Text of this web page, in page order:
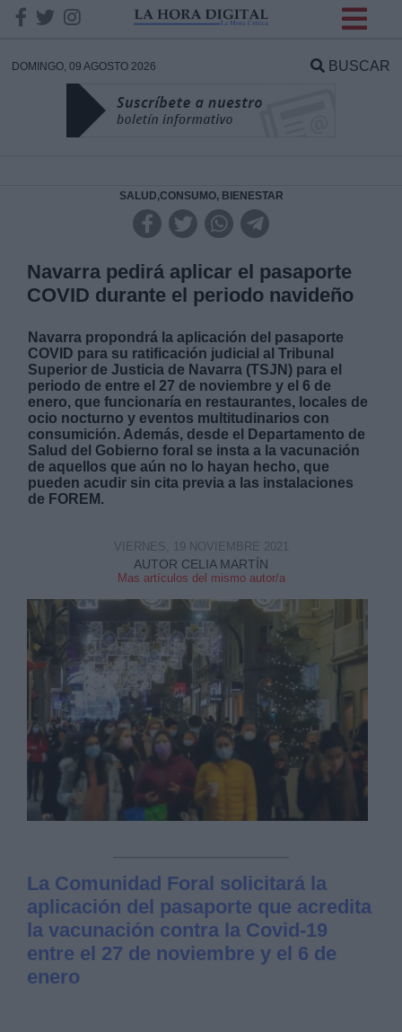
DOMINGO, 09 AGOSTO 2026 BUSCAR
SALUD,CONSUMO, BIENESTAR
Navarra pedirá aplicar el pasaporte
COVID durante el periodo navideño
Navarra propondrá la aplicación del pasaporte
COVID para su ratificación judicial al Tribunal
Superior de Justicia de Navarra (TSJN) para el
periodo de entre el 27 de noviembre y el 6 de
enero, que funcionaría en restaurantes, locales de
ocio nocturno y eventos multitudinarios con
consumición. Además, desde el Departamento de
Salud del Gobierno foral se insta a la vacunación
de aquellos que aún no lo hayan hecho, que
pueden acudir sin cita previa a las instalaciones
de FOREM.
AUTOR CELIA MARTÍN
Mas artículos del mismo autor/a
VIERNES, 19 NOVIEMBRE 2021
La Comunidad Foral solicitará la
aplicación del pasaporte que acredita
la vacunación contra la Covid-19
entre el 27 de noviembre y el 6 de
enero
DATOS
Responsable:
Destinatarios:
link
link